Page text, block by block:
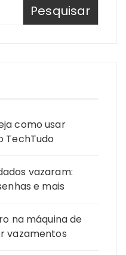
Pesquisar
como usar
TechTudo
vazaram:
e mais
na máquina de
vazamentos